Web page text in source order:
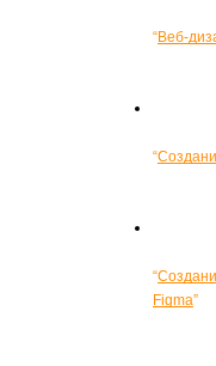
“Веб-
“
“
Figma”